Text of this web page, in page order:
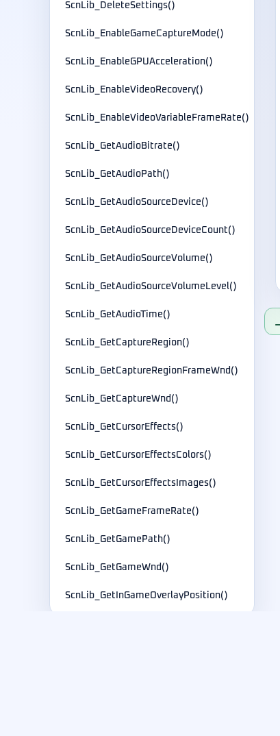
ScnLib_DeleteSettings()
ScnLib_EnableGameCaptureMode()
ScnLib_EnableGPUAcceleration()
ScnLib_EnableVideoRecovery()
ScnLib_EnableVideoVariableFrameRate()
ScnLib_GetAudioBitrate()
ScnLib_GetAudioPath()
ScnLib_GetAudioSourceDevice()
ScnLib_GetAudioSourceDeviceCount()
ScnLib_GetAudioSourceVolume()
ScnLib_GetAudioSourceVolumeLevel()
ScnLib_GetAudioTime()
ScnLib_GetCaptureRegion()
ScnLib_GetCaptureRegionFrameWnd()
ScnLib_GetCaptureWnd()
ScnLib_GetCursorEffects()
ScnLib_GetCursorEffectsColors()
ScnLib_GetCursorEffectsImages()
ScnLib_GetGameFrameRate()
ScnLib_GetGamePath()
ScnLib_GetGameWnd()
ScnLib_GetInGameOverlayPosition()